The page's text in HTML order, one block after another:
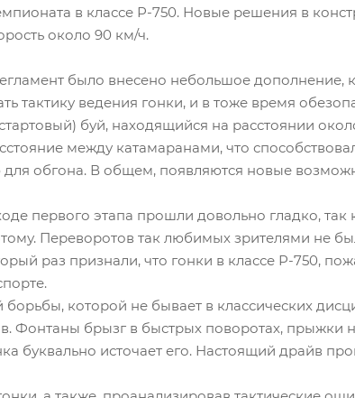
в классе Р-750. Новые решения в
около 90 км/ч.
было внесено небольшое дополнение,
тактику ведения гонки, и в тоже время
буй, находящийся на расстоянии
между катамаранами, что
обгона. В общем, появляются новые
первого этапа прошли довольно гладко,
Переворотов так любимых зрителями не
раз признали, что гонки в классе Р-750,
борьбы, которой не бывает в классических
Фонтаны брызг в быстрых поворотах, прыжки
буквально источает его. Настоящий драйв